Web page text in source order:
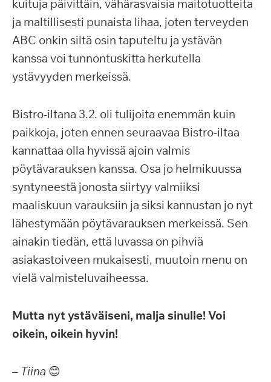
kuituja päivittäin, vähärasvaisia maitotuotteita
ja maltillisesti punaista lihaa, joten terveyden
ABC onkin siltä osin taputeltu ja ystävän
kanssa voi tunnontuskitta herkutella
ystävyyden merkeissä.
Bistro-iltana 3.2. oli tulijoita enemmän kuin
paikkoja, joten ennen seuraavaa Bistro-iltaa
kannattaa olla hyvissä ajoin valmis
pöytävarauksen kanssa. Osa jo helmikuussa
syntyneestä jonosta siirtyy valmiiksi
maaliskuun varauksiin ja siksi kannustan jo nyt
lähestymään pöytävarauksen merkeissä. Sen
ainakin tiedän, että luvassa on pihviä
asiakastoiveen mukaisesti, muutoin menu on
vielä valmisteluvaiheessa.
Mutta nyt ystäväiseni, malja sinulle! Voi
oikein, oikein hyvin!
– Tiina 😊